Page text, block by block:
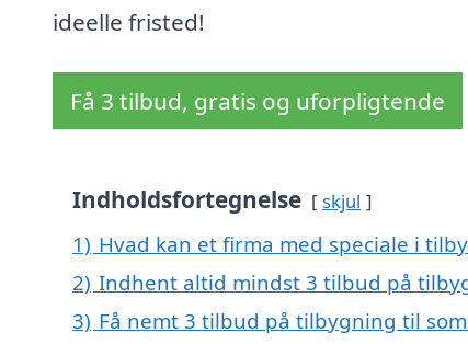
ideelle fristed!
Få 3 tilbud, gratis og uforpligtende
Indholdsfortegnelse skjul
1) Hvad kan et firma med speciale i
2) Indhent altid mindst 3 tilbud på
3) Få nemt 3 tilbud på tilbygning til